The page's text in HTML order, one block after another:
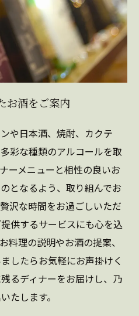
お酒をご案内
や日本酒、焼酎、カクテ
彩な種類のアルコールを取
ーメニューと相性の良いお
となるよう、取り組んでお
沢な時間をお過ごしいただ
供するサービスにも心を込
料理の説明やお酒の提案、
したらお気軽にお声掛けく
るディナーをお届けし、乃
たします。